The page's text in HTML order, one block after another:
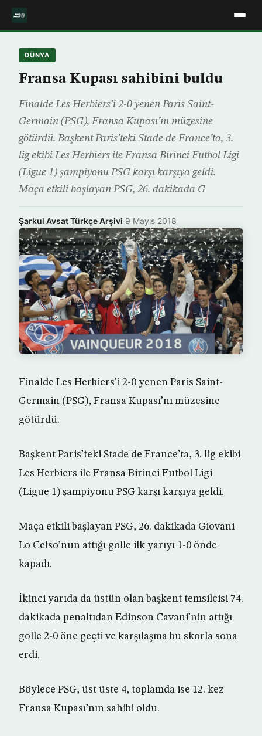
DÜNYA
Fransa Kupası sahibini buldu
Finalde Les Herbiers’i 2-0 yenen Paris Saint-
Germain (PSG), Fransa Kupası’nı müzesine
götürdü. Başkent Paris’teki Stade de France’ta, 3.
lig ekibi Les Herbiers ile Fransa Birinci Futbol Ligi
(Ligue 1) şampiyonu PSG karşı karşıya geldi.
Maça etkili başlayan PSG, 26. dakikada G
Şarkul Avsat Türkçe Arşivi·9 Mayıs 2018
Finalde Les Herbiers’i 2-0 yenen Paris Saint-
Germain (PSG), Fransa Kupası’nı müzesine
götürdü.
Başkent Paris’teki Stade de France’ta, 3. lig ekibi
Les Herbiers ile Fransa Birinci Futbol Ligi
(Ligue 1) şampiyonu PSG karşı karşıya geldi.
Maça etkili başlayan PSG, 26. dakikada Giovani
Lo Celso’nun attığı golle ilk yarıyı 1-0 önde
kapadı.
İkinci yarıda da üstün olan başkent temsilcisi 74.
dakikada penaltıdan Edinson Cavani’nin attığı
golle 2-0 öne geçti ve karşılaşma bu skorla sona
erdi.
Böylece PSG, üst üste 4, toplamda ise 12. kez
Fransa Kupası’nın sahibi oldu.